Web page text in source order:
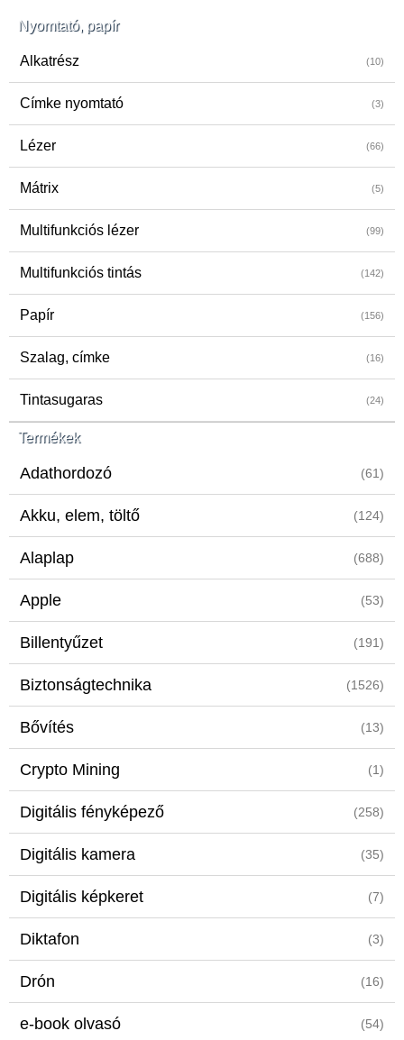
Nyomtató, papír
Alkatrész (10)
Címke nyomtató (3)
Lézer (66)
Mátrix (5)
Multifunkciós lézer (99)
Multifunkciós tintás (142)
Papír (156)
Szalag, címke (16)
Tintasugaras (24)
Termékek
Adathordozó (61)
Akku, elem, töltő (124)
Alaplap (688)
Apple (53)
Billentyűzet (191)
Biztonságtechnika (1526)
Bővítés (13)
Crypto Mining (1)
Digitális fényképező (258)
Digitális kamera (35)
Digitális képkeret (7)
Diktafon (3)
Drón (16)
e-book olvasó (54)